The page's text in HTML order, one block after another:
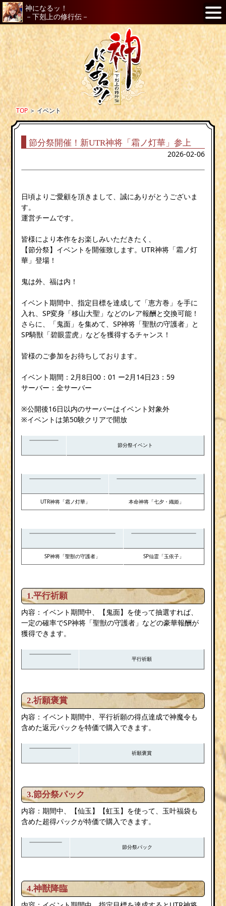
神になるッ！
－下剋上の修行伝－
TOP＞イベント
節分祭開催！新UTR神将「霜ノ灯華」参上
2026-02-06
日頃よりご愛顧を頂きまして、誠にありがとうございま
す。
運営チームです。
皆様により本作をお楽しみいただきたく、
【節分祭】イベントを開催致します。UTR神将「霜ノ灯
華」登場！
鬼は外、福は内！
イベント期間中、指定目標を達成して「恵方巻」を手に
入れ、SP変身「移山大聖」などのレア報酬と交換可能！
さらに、「鬼面」を集めて、SP神将「聖獣の守護者」と
SP騎獣「碧眼霊虎」などを獲得するチャンス！
皆様のご参加をお待ちしております。
イベント期間：2月8日00：01 ー2月14日23：59
サーバー：全サーバー
※公開後16日以内のサーバーはイベント対象外
※イベントは第50験クリアで開放
節分祭イベント
UTR神将「霜ノ灯華」 本命神将「七夕・織姫」
SP神将「聖獣の守護者」 SP仙霊「玉依子」
1.平行祈願
内容：イベント期間中、【鬼面】を使って抽選すれば、
一定の確率でSP神将「聖獣の守護者」などの豪華報酬が
獲得できます。
平行祈願
2.祈願褒賞
内容：イベント期間中、平行祈願の得点達成で神魔令も
含めた返元パックを特価で購入できます。
祈願褒賞
3.節分祭パック
内容：期間中、【仙玉】【虹玉】を使って、玉叶福袋も
含めた超得パックが特価で購入できます。
節分祭パック
4.神獣降臨